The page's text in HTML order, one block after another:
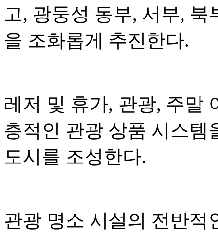
고, 광둥성 동부, 서부,
을 조화롭게 추진한다.
레저 및 휴가, 관광, 주말
층적인 관광 상품 시스템
도시를 조성한다.
관광 명소 시설의 전반적